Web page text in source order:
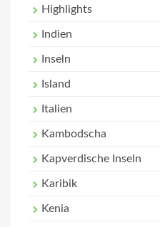
Highlights
Indien
Inseln
Island
Italien
Kambodscha
Kapverdische Inseln
Karibik
Kenia